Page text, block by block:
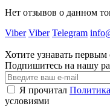
Нет отзывов о данном
Viber Viber Telegram
Хотите узнавать
Подпишитесь на нашу
Я прочитал
условиями